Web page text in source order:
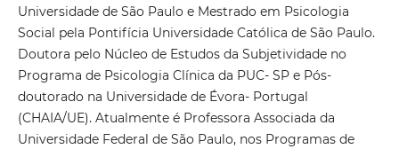
Universidade de São Paulo e Mestrado em Psicologia
Social pela Pontifícia Universidade Católica de São Paulo.
Doutora pelo Núcleo de Estudos da Subjetividade no
Programa de Psicologia Clínica da PUC- SP e Pós-
doutorado na Universidade de Évora- Portugal
(CHAIA/UE). Atualmente é Professora Associada da
Universidade Federal de São Paulo, nos Programas de